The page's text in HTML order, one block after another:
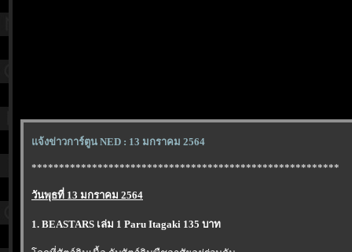
จ้งข่าวการ์ตูน NED : 13 มกราคม 2564
********************************************************
วันพุธที่ 13 มกราคม 2564
1. BEASTARS เล่ม 1 Paru Itagaki 135 บาท